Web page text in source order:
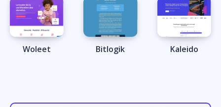
Woleet Bitlogik Kaleido